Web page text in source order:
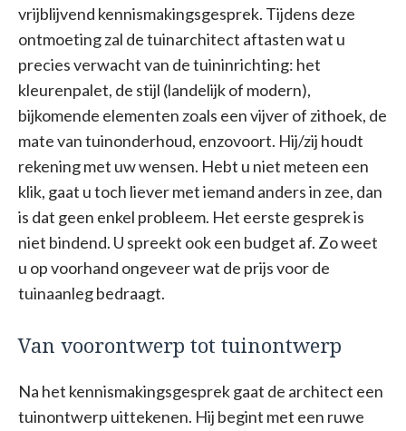
vrijblijvend kennismakingsgesprek. Tijdens deze
ontmoeting zal de tuinarchitect aftasten wat u
precies verwacht van de tuininrichting: het
kleurenpalet, de stijl (landelijk of modern),
bijkomende elementen zoals een vijver of zithoek, de
mate van tuinonderhoud, enzovoort. Hij/zij houdt
rekening met uw wensen. Hebt u niet meteen een
klik, gaat u toch liever met iemand anders in zee, dan
is dat geen enkel probleem. Het eerste gesprek is
niet bindend. U spreekt ook een budget af. Zo weet
u op voorhand ongeveer wat de prijs voor de
tuinaanleg bedraagt.
Van voorontwerp tot tuinontwerp
Na het kennismakingsgesprek gaat de architect een
tuinontwerp uittekenen. Hij begint met een ruwe